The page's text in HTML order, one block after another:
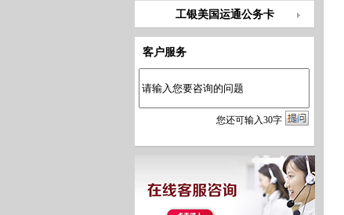
工银美国运通公务卡
客户服务
您还可输入30字